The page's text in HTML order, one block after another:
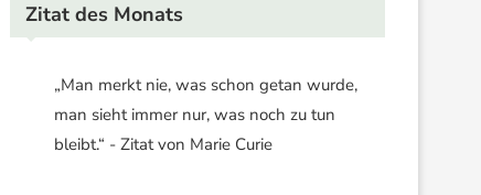
Zitat des Monats
„Man merkt nie, was schon getan wurde,
man sieht immer nur, was noch zu tun
bleibt.“ - Zitat von Marie Curie